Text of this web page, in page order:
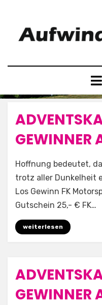
content
Posted
on
5. Dezember 2025
Allgemein
GEWINNER
by Aufwind e.V.
Hoffnung bedeutet,
trotz aller Dunkelheit
Los Gewinn FK
Gutschein 25,- € FK…
weiterlesen
Posted
on
4. Dezember 2025
Allgemein
GEWINNER